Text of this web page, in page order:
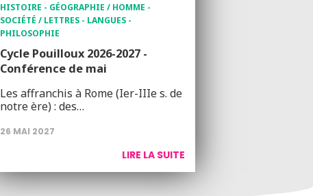
HISTOIRE - GÉOGRAPHIE / HOMME -
SOCIÉTÉ / LETTRES - LANGUES -
PHILOSOPHIE
Cycle Pouilloux 2026-2027 -
Conférence de mai
Les affranchis à Rome (Ier-IIIe s. de
notre ère) : des…
26 MAI 2027
LIRE LA SUITE